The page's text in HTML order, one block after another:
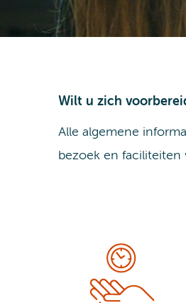
Wilt u zich
Alle algemene
bezoek en faciliteiten